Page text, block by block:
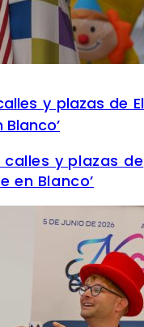
y plazas de El
y plazas de
en Blanco’